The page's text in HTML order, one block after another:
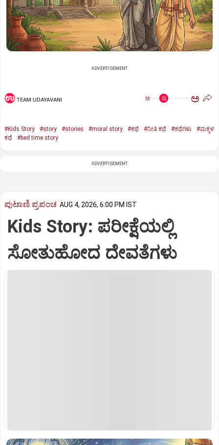
ADVERTISEMENT
TEAM UDAYAVANI ಅ ಅ
#Kids Story #story #stories #moral story #ಕಥೆ #ನೀತಿ ಕಥೆ #ಕಥೆಗಳು
#ಮಕ್ಕಳ
ಕಥೆ
#bed time story
ADVERTISEMENT
ಪುಟಾಣಿ ಪ್ರಪಂಚ AUG 4, 2026, 6:00 PM IST
Kids Story: ಪರೀಕ್ಷೆಯಲ್ಲಿ
ಸೋತುಹೋದ ದೇವತೆಗಳು